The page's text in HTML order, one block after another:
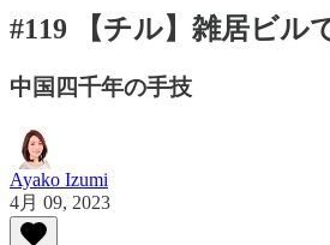
#119 【チル】雑居ビル
中国四千年の手技
Ayako Izumi
4月 09, 2023